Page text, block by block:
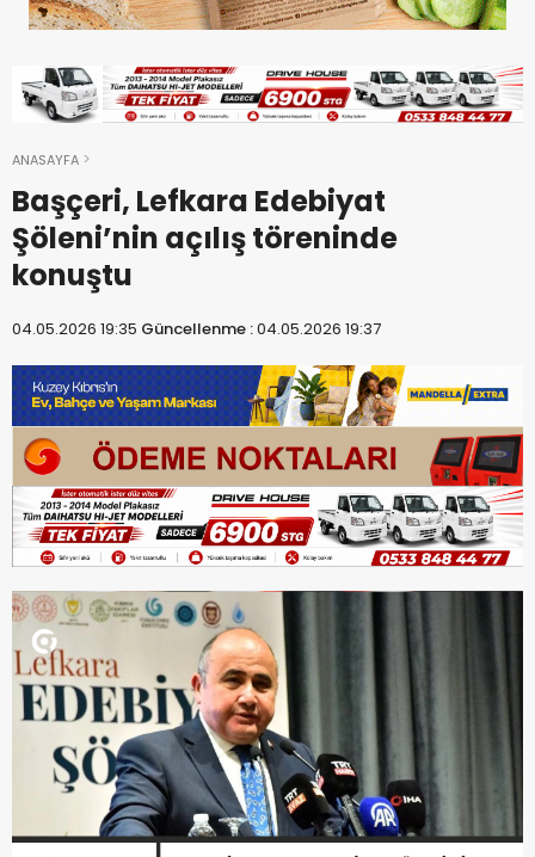
ANASAYFA
Başçeri, Lefkara Edebiyat
Şöleni’nin açılış töreninde
konuştu
04.05.2026 19:35 Güncellenme :04.05.2026 19:37